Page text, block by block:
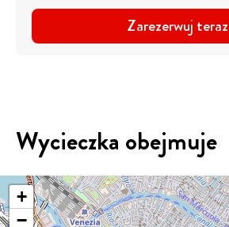
Zarezerwuj teraz
Wycieczka obejmuje
+
−